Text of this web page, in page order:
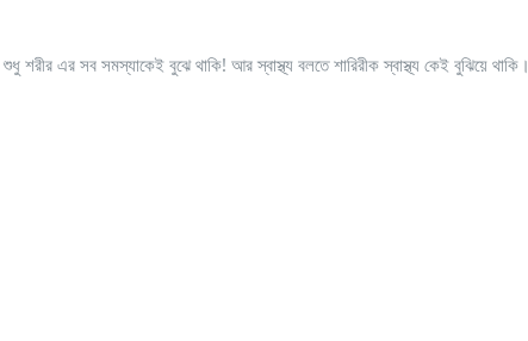
এর সব সমস্যাকেই বুঝে থাকি! আর স্বাস্থ্য বলতে শারিরীক স্বাস্থ্য কেই বুঝিয়ে থাকি।